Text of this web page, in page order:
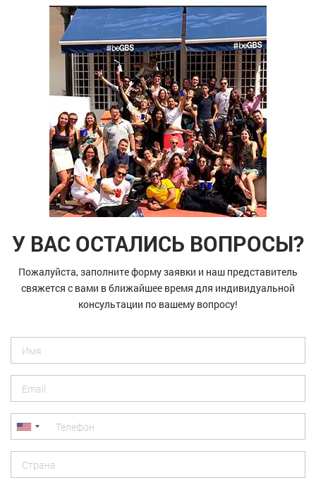
У ВАС ОСТАЛИСЬ ВОПРОСЫ?
Пожалуйста, заполните форму заявки и наш представитель
свяжется с вами в ближайшее время для индивидуальной
консультации по вашему вопросу!